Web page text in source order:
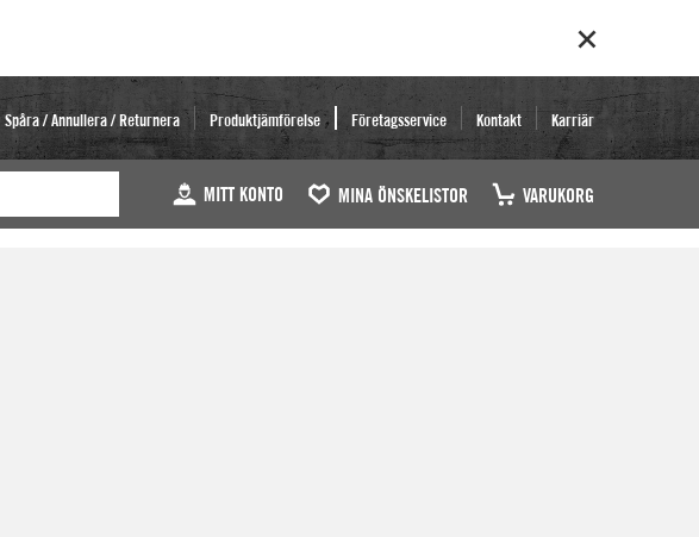
Spåra / Annullera / Returnera Produktjämförelse Företagsservice Kontakt Karriär
MITT KONTO MINA ÖNSKELISTOR VARUKORG